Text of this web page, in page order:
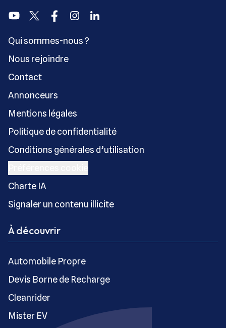
YoutubeTwitter FacebookInstagramLinkedin
Qui sommes-nous ?
Nous rejoindre
Contact
Annonceurs
Mentions légales
Politique de confidentialité
Conditions générales d’utilisation
Charte IA
Signaler un contenu illicite
À découvrir
Automobile Propre
Devis Borne de Recharge
Cleanrider
Mister EV